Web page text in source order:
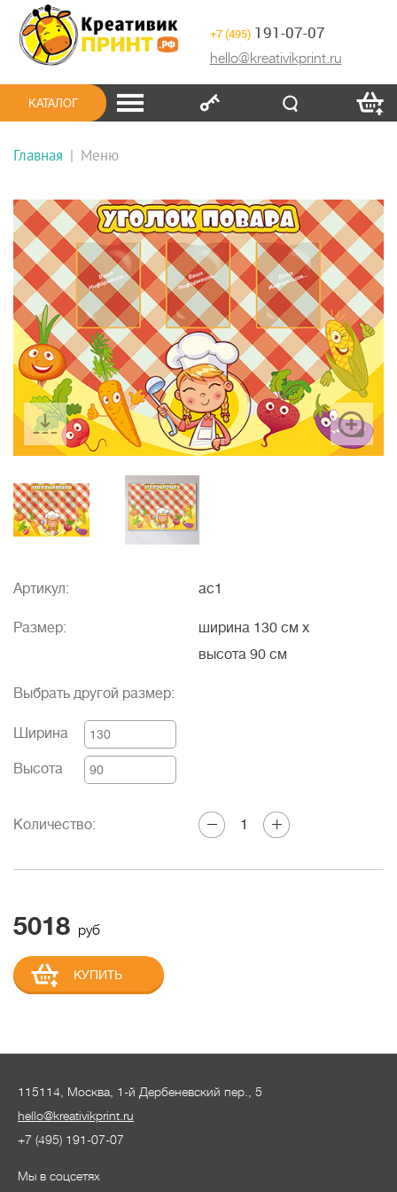
+7 (495)191-07-07
hello@kreativikprint.ru
КАТАЛОГ
Главная | Меню
Артикул: ac1
Размер: ширина 130 см x
высота 90 см
Выбрать другой размер:
Ширина
Высота
Количество:
5018 руб
КУПИТЬ
115114, Москва, 1-й Дербеневский пер., 5
hello@kreativikprint.ru
+7 (495) 191-07-07
Мы в соцсетях